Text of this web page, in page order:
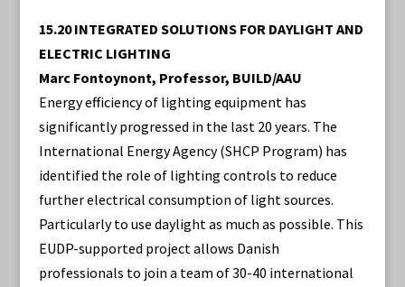
15.20 INTEGRATED SOLUTIONS FOR DAYLIGHT AND
ELECTRIC LIGHTING
Marc Fontoynont, Professor, BUILD/AAU
Energy efficiency of lighting equipment has
significantly progressed in the last 20 years. The
International Energy Agency (SHCP Program) has
identified the role of lighting controls to reduce
further electrical consumption of light sources.
Particularly to use daylight as much as possible. This
EUDP-supported project allows Danish
professionals to join a team of 30-40 international